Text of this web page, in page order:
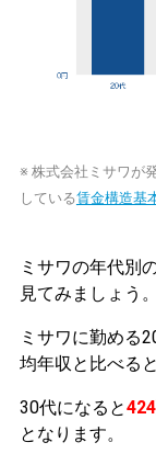
※ 株式会社ミサワが
している賃金構造基
ミサワの年代別
見てみましょう。
ミサワに勤める
均年収と比べると
30代になると
となります。